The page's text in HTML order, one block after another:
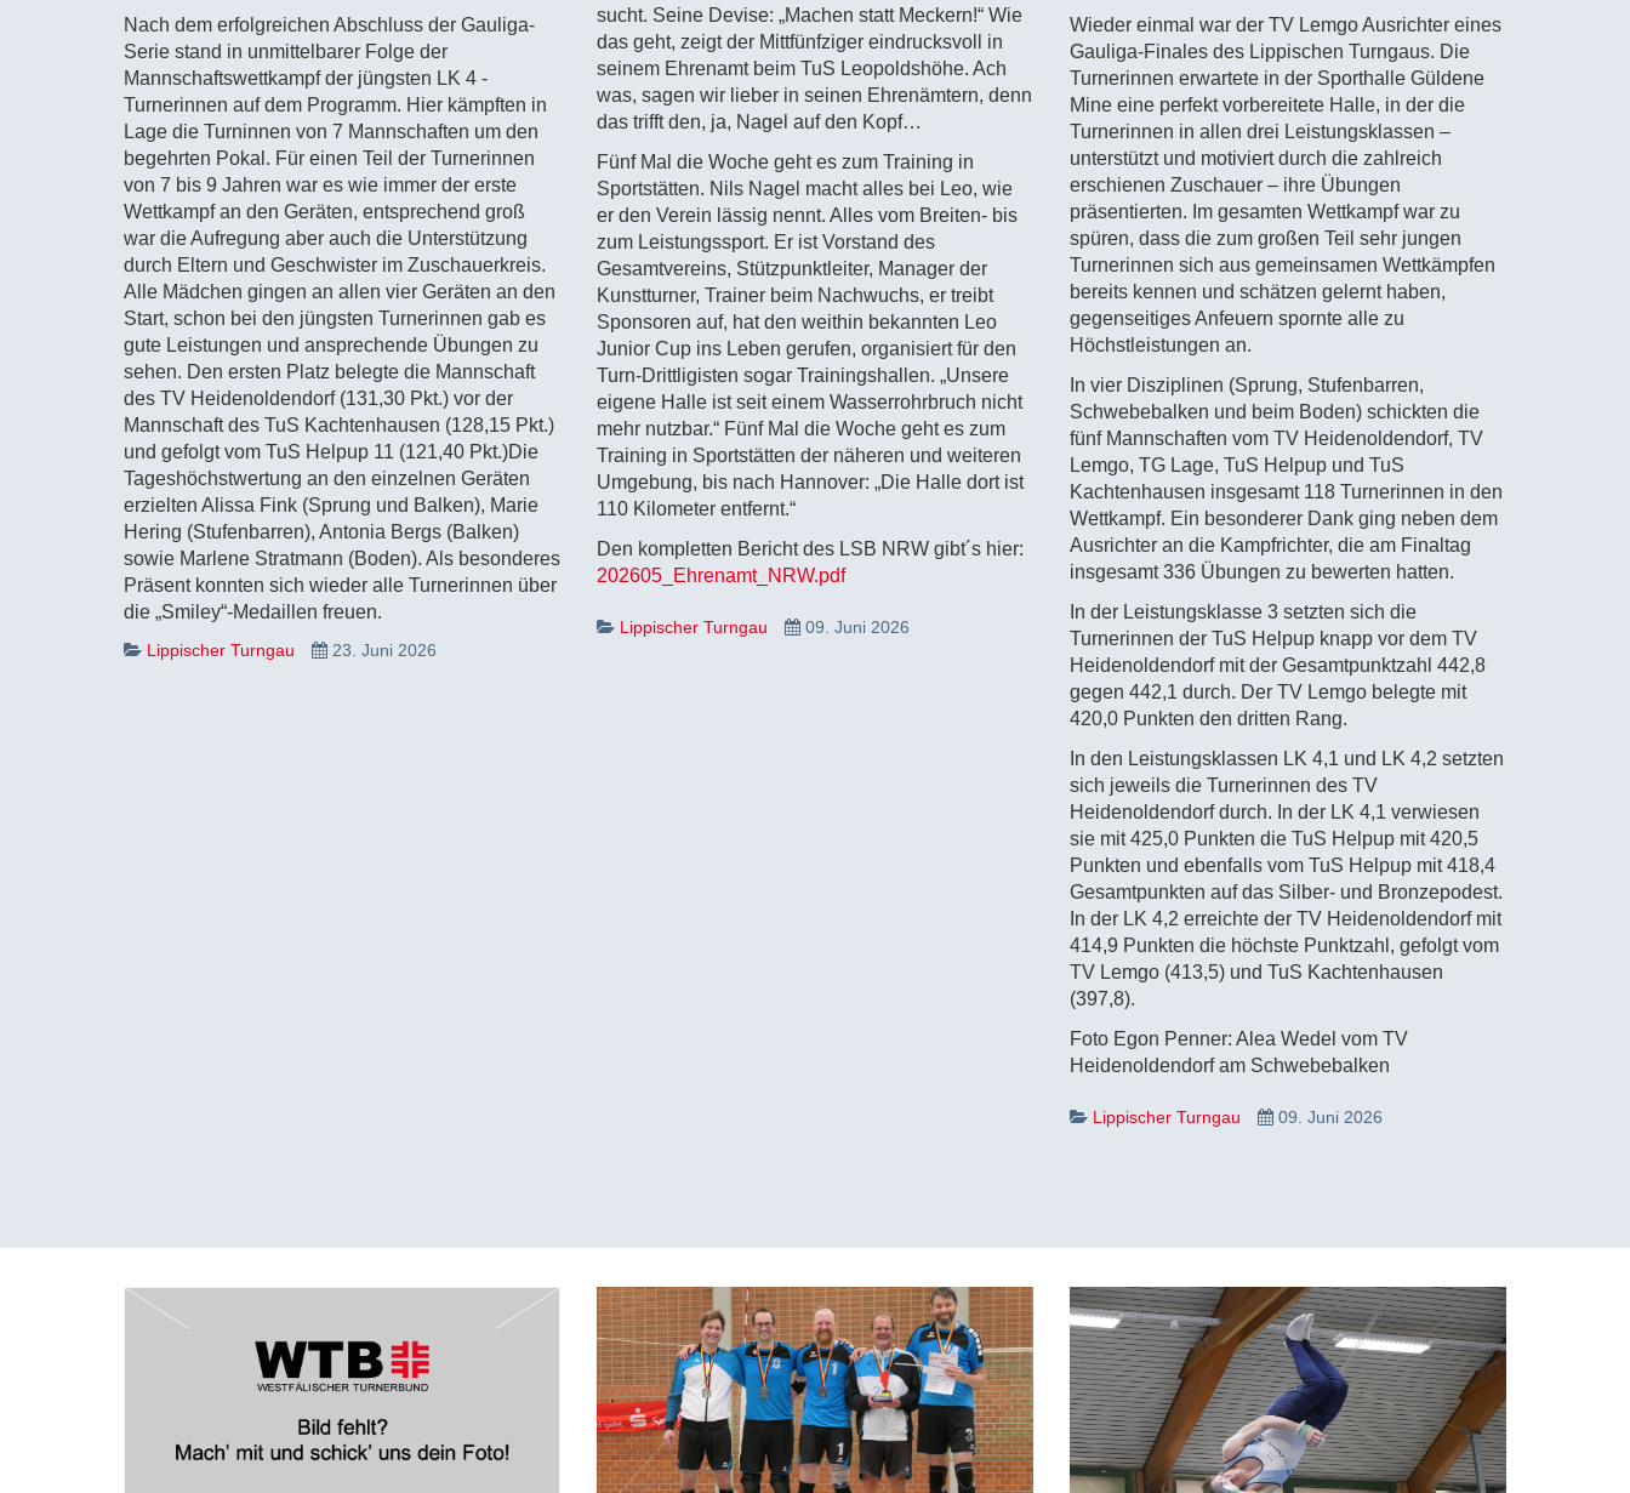
Nach dem erfolgreichen Abschluss der Gauliga-
Serie stand in unmittelbarer Folge der
Mannschaftswettkampf der jüngsten LK 4 -
Turnerinnen auf dem Programm. Hier kämpften in
Lage die Turninnen von 7 Mannschaften um den
begehrten Pokal. Für einen Teil der Turnerinnen
von 7 bis 9 Jahren war es wie immer der erste
Wettkampf an den Geräten, entsprechend groß
war die Aufregung aber auch die Unterstützung
durch Eltern und Geschwister im Zuschauerkreis.
Alle Mädchen gingen an allen vier Geräten an den
Start, schon bei den jüngsten Turnerinnen gab es
gute Leistungen und ansprechende Übungen zu
sehen. Den ersten Platz belegte die Mannschaft
des TV Heidenoldendorf (131,30 Pkt.) vor der
Mannschaft des TuS Kachtenhausen (128,15 Pkt.)
und gefolgt vom TuS Helpup 11 (121,40 Pkt.)Die
Tageshöchstwertung an den einzelnen Geräten
erzielten Alissa Fink (Sprung und Balken), Marie
Hering (Stufenbarren), Antonia Bergs (Balken)
sowie Marlene Stratmann (Boden). Als besonderes
Präsent konnten sich wieder alle Turnerinnen über
die „Smiley“-Medaillen freuen.
Lippischer Turngau 23. Juni 2026
sucht. Seine Devise: „Machen statt Meckern!“ Wie
das geht, zeigt der Mittfünfziger eindrucksvoll in
seinem Ehrenamt beim TuS Leopoldshöhe. Ach
was, sagen wir lieber in seinen Ehrenämtern, denn
das trifft den, ja, Nagel auf den Kopf…
Fünf Mal die Woche geht es zum Training in
Sportstätten. Nils Nagel macht alles bei Leo, wie
er den Verein lässig nennt. Alles vom Breiten- bis
zum Leistungssport. Er ist Vorstand des
Gesamtvereins, Stützpunktleiter, Manager der
Kunstturner, Trainer beim Nachwuchs, er treibt
Sponsoren auf, hat den weithin bekannten Leo
Junior Cup ins Leben gerufen, organisiert für den
Turn-Drittligisten sogar Trainingshallen. „Unsere
eigene Halle ist seit einem Wasserrohrbruch nicht
mehr nutzbar.“ Fünf Mal die Woche geht es zum
Training in Sportstätten der näheren und weiteren
Umgebung, bis nach Hannover: „Die Halle dort ist
110 Kilometer entfernt.“
Den kompletten Bericht des LSB NRW gibt´s hier:
202605_Ehrenamt_NRW.pdf
Lippischer Turngau 09. Juni 2026
Wieder einmal war der TV Lemgo Ausrichter eines
Gauliga-Finales des Lippischen Turngaus. Die
Turnerinnen erwartete in der Sporthalle Güldene
Mine eine perfekt vorbereitete Halle, in der die
Turnerinnen in allen drei Leistungsklassen –
unterstützt und motiviert durch die zahlreich
erschienen Zuschauer – ihre Übungen
präsentierten. Im gesamten Wettkampf war zu
spüren, dass die zum großen Teil sehr jungen
Turnerinnen sich aus gemeinsamen Wettkämpfen
bereits kennen und schätzen gelernt haben,
gegenseitiges Anfeuern spornte alle zu
Höchstleistungen an.
In vier Disziplinen (Sprung, Stufenbarren,
Schwebebalken und beim Boden) schickten die
fünf Mannschaften vom TV Heidenoldendorf, TV
Lemgo, TG Lage, TuS Helpup und TuS
Kachtenhausen insgesamt 118 Turnerinnen in den
Wettkampf. Ein besonderer Dank ging neben dem
Ausrichter an die Kampfrichter, die am Finaltag
insgesamt 336 Übungen zu bewerten hatten.
In der Leistungsklasse 3 setzten sich die
Turnerinnen der TuS Helpup knapp vor dem TV
Heidenoldendorf mit der Gesamtpunktzahl 442,8
gegen 442,1 durch. Der TV Lemgo belegte mit
420,0 Punkten den dritten Rang.
In den Leistungsklassen LK 4,1 und LK 4,2 setzten
sich jeweils die Turnerinnen des TV
Heidenoldendorf durch. In der LK 4,1 verwiesen
sie mit 425,0 Punkten die TuS Helpup mit 420,5
Punkten und ebenfalls vom TuS Helpup mit 418,4
Gesamtpunkten auf das Silber- und Bronzepodest.
In der LK 4,2 erreichte der TV Heidenoldendorf mit
414,9 Punkten die höchste Punktzahl, gefolgt vom
TV Lemgo (413,5) und TuS Kachtenhausen
(397,8).
Foto Egon Penner: Alea Wedel vom TV
Heidenoldendorf am Schwebebalken
Lippischer Turngau 09. Juni 2026